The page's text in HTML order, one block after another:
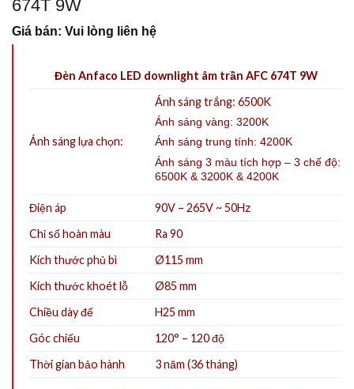
674T 9W
Giá bán: Vui lòng liên hệ
Đèn Anfaco LED downlight âm trần AFC 674T 9W
Ánh sáng lựa chọn:
Ánh sáng trắng: 6500K
Ánh sáng vàng: 3200K
Ánh sáng trung tính: 4200K
Ánh sáng 3 màu tích hợp – 3 chế độ:
6500K & 3200K & 4200K
Điện áp
90V – 265V ~ 50Hz
Chỉ số hoàn màu
Ra 90
Kích thước phủ bì
Ø115 mm
Kích thước khoét lỗ
Ø85mm
Chiều dày đế
H25 mm
Góc chiếu
120° – 120 độ
Thời gian bảo hành
3 năm (36 tháng)